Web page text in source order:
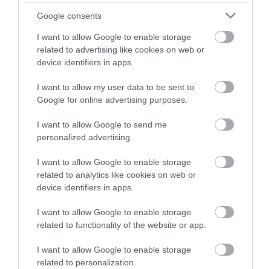
Google consents
I want to allow Google to enable storage
related to advertising like cookies on web or
device identifiers in apps.
I want to allow my user data to be sent to
Google for online advertising purposes.
I want to allow Google to send me
personalized advertising.
I want to allow Google to enable storage
related to analytics like cookies on web or
device identifiers in apps.
I want to allow Google to enable storage
related to functionality of the website or app.
I want to allow Google to enable storage
related to personalization.
Τέξας: 6χρονος «έκλεψε την παράσταση»
σε τελετή αποφοίτησης νηπιαγωγείου με
18.05.2026 15:01